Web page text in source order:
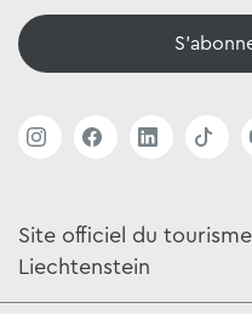
Site officiel du
Liechtenstein